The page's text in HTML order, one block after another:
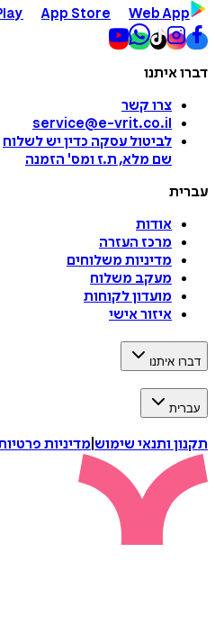
App Store Web App
דברו איתנו
צרו קשר
service@e-vrit.co.il
לביטול עסקה כדין יש לשלוח
שם מלא, ת.ז ומס' הזמנה
עברית
אודות
מרכז העזרה
מדיניות משלוחים
מעקב משלוח
מועדון לקוחות
איזור אישי
דברו איתנו
עברית
תקנון ותנאי שימוש מדיניות